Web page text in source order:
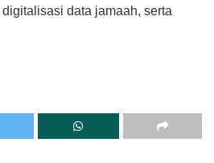
data jamaah, serta